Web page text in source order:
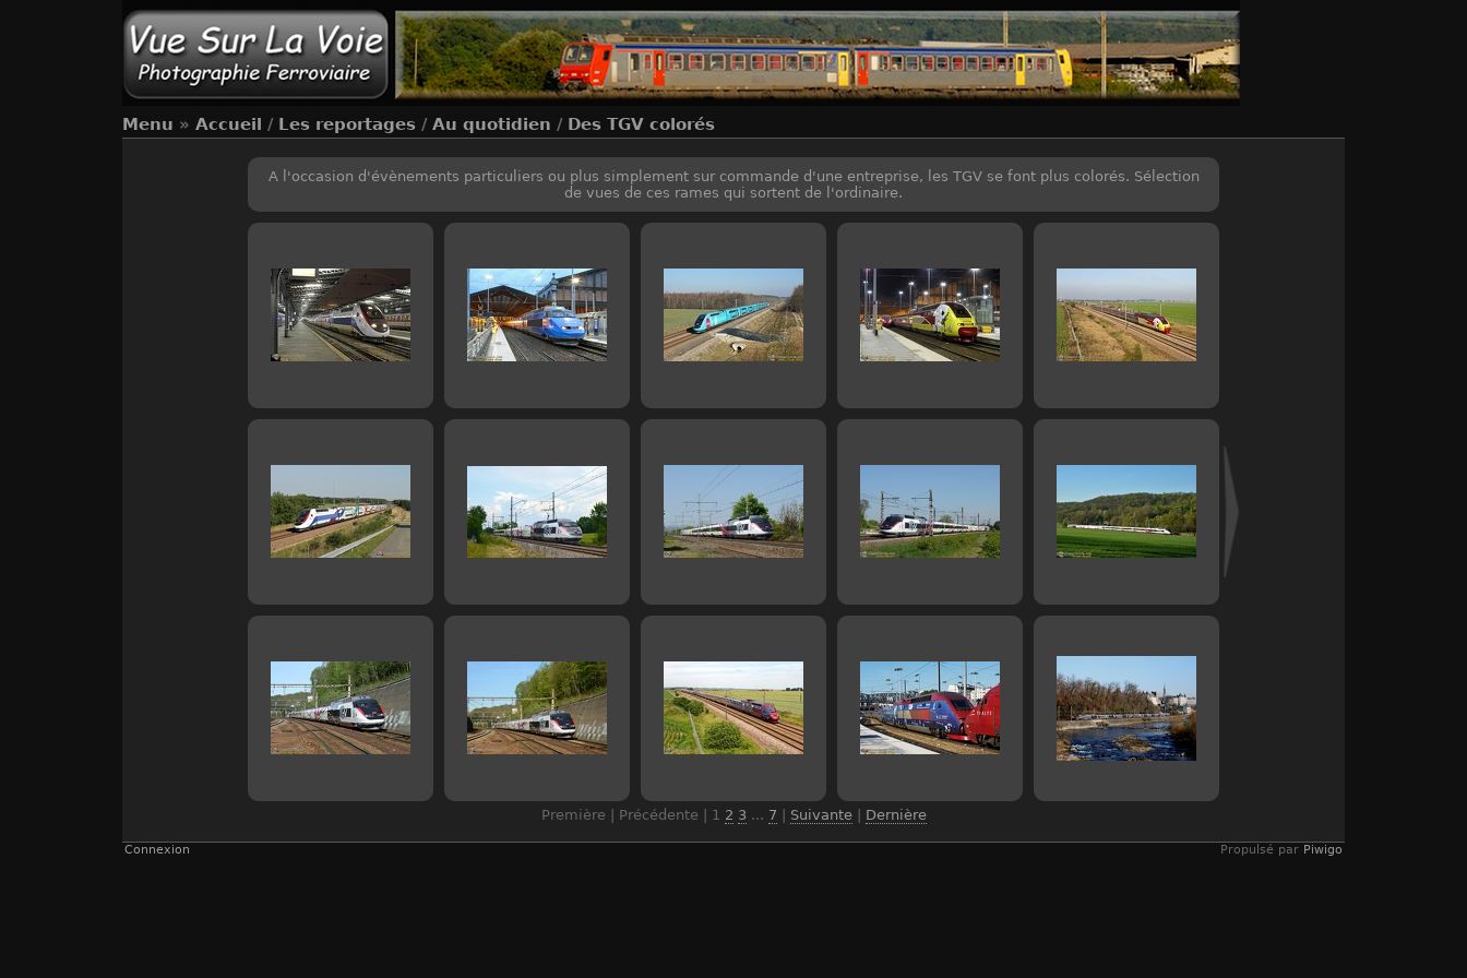
Menu » Accueil / Les reportages / Au quotidien / Des TGV colorés
A l'occasion d'évènements particuliers ou plus simplement sur commande d'une entreprise, les TGV se font plus colorés. Sélection
de vues de ces rames qui sortent de l'ordinaire.
Première | Précédente | 1 2 3 ... 7 Suivante| Dernière
Connexion Propulsé par Piwigo